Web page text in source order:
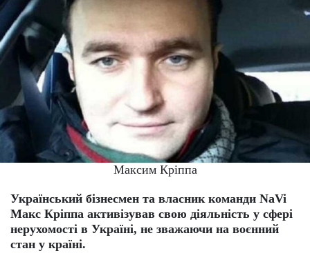
Максим Кріппа
Український бізнесмен та власник команди NaVi
Макс Кріппа активізував свою діяльність у сфері
нерухомості в Україні, не зважаючи на воєнний
стан у країні.